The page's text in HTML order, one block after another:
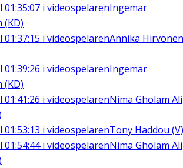
01:35:07 i videospelarenIngemar
(KD)
01:37:15 i videospelarenAnnika Hirvonen
01:39:26 i videospelarenIngemar
(KD)
01:41:26 i videospelarenNima Gholam Ali
01:53:13 i videospelarenTony Haddou (V)
01:54:44i videospelarenNima Gholam Ali